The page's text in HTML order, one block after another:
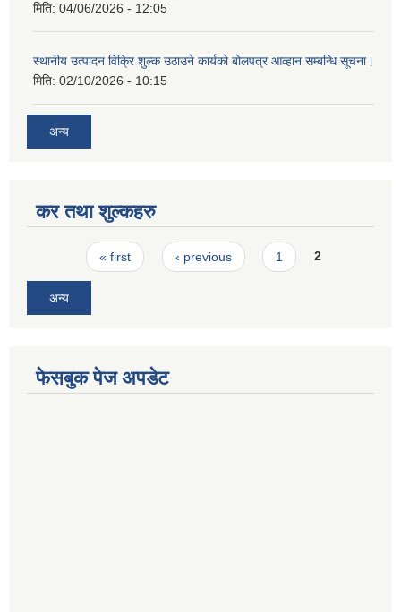
मिति: 04/06/2026 - 12:05
स्थानीय उत्पादन विक्रि शुल्क उठाउने कार्यको बोलपत्र आव्हान सम्बन्धि सूचना।
मिति: 02/10/2026 - 10:15
अन्य
कर तथा शुल्कहरु
Pages« first ‹ previous 1 2
अन्य
फेसबुक पेज अपडेट